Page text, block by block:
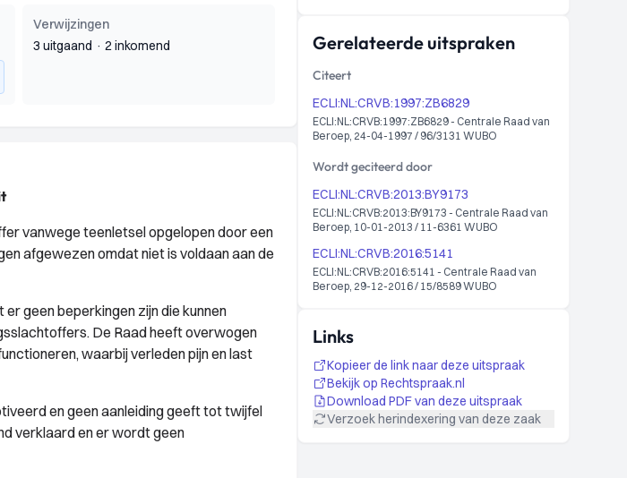
Verwijzingen
3 uitgaand · 2 inkomend
vanwege teenletsel opgelopen door een
afgewezen omdat niet is voldaan aan de
geen beperkingen zijn die kunnen
De Raad heeft overwogen
waarbij verleden pijn en last
en geen aanleiding geeft tot twijfel
verklaard en er wordt geen
Gerelateerde uitspraken
Citeert
ECLI:NL:CRVB:1997:ZB6829
ECLI:NL:CRVB:1997:ZB6829 - Centrale Raad van
Beroep, 24-04-1997 / 96/3131 WUBO
Wordt geciteerd door
ECLI:NL:CRVB:2013:BY9173
ECLI:NL:CRVB:2013:BY9173 - Centrale Raad van
Beroep, 10-01-2013 / 11-6361 WUBO
ECLI:NL:CRVB:2016:5141
ECLI:NL:CRVB:2016:5141 - Centrale Raad van
Beroep, 29-12-2016 / 15/8589 WUBO
Links
Kopieer de link naar deze uitspraak
Bekijk op Rechtspraak.nl
Download PDF van deze uitspraak
Verzoek herindexering van deze zaak